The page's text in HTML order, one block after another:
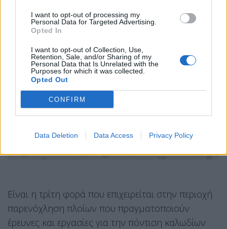
I want to opt-out of processing my
Personal Data for Targeted Advertising.
Opted In
I want to opt-out of Collection, Use,
Retention, Sale, and/or Sharing of my
Personal Data that Is Unrelated with the
Purposes for which it was collected.
Opted Out
CONFIRM
Data Deletion Data Access Privacy Policy
Είναι η τρίτη φορά που επιχειρείται στην περιοχή
παρενόχληση πλοίων που πραγματοποιούν
έρευνες και εργασίες για την πόντιση καλωδίων